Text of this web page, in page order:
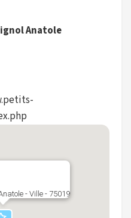
Anatole
- Ville - 75019